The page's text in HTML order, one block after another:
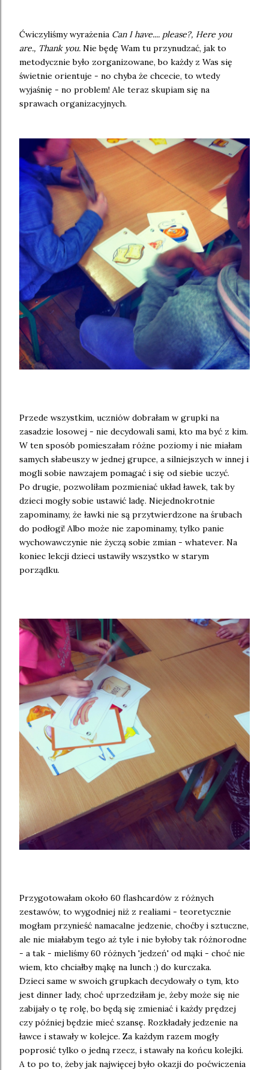
Ćwiczyliśmy wyrażenia Can I have.... please?, Here you
are., Thank you. Nie będę Wam tu przynudzać, jak to
metodycznie było zorganizowane, bo każdy z Was się
świetnie orientuje - no chyba że chcecie, to wtedy
wyjaśnię - no problem! Ale teraz skupiam się na
sprawach organizacyjnych.
Przede wszystkim, uczniów dobrałam w grupki na
zasadzie losowej - nie decydowali sami, kto ma być z kim.
W ten sposób pomieszałam różne poziomy i nie miałam
samych słabeuszy w jednej grupce, a silniejszych w innej i
mogli sobie nawzajem pomagać i się od siebie uczyć.
Po drugie, pozwoliłam pozmieniać układ ławek, tak by
dzieci mogły sobie ustawić ladę. Niejednokrotnie
zapominamy, że ławki nie są przytwierdzone na śrubach
do podłogi! Albo może nie zapominamy, tylko panie
wychowawczynie nie życzą sobie zmian - whatever. Na
koniec lekcji dzieci ustawiły wszystko w starym
porządku.
Przygotowałam około 60 flashcardów z różnych
zestawów, to wygodniej niż z realiami - teoretycznie
mogłam przynieść namacalne jedzenie, choćby i sztuczne,
ale nie miałabym tego aż tyle i nie byłoby tak różnorodne
- a tak - mieliśmy 60 różnych 'jedzeń' od mąki - choć nie
wiem, kto chciałby mąkę na lunch ;) do kurczaka.
Dzieci same w swoich grupkach decydowały o tym, kto
jest dinner lady, choć uprzedziłam je, żeby może się nie
zabijały o tę rolę, bo będą się zmieniać i każdy prędzej
czy później będzie mieć szansę. Rozkładały jedzenie na
ławce i stawały w kolejce. Za każdym razem mogły
poprosić tylko o jedną rzecz, i stawały na końcu kolejki.
A to po to, żeby jak najwięcej było okazji do poćwiczenia